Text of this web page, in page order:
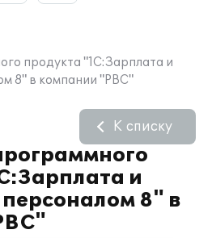
продукта "1С:Зарплата и
8" в компании "РВС"
и
8" в
К списку